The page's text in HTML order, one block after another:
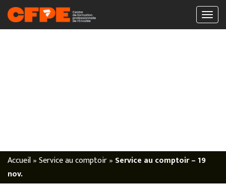
Accueil»Service au comptoir» Service au comptoir – 19
nov.